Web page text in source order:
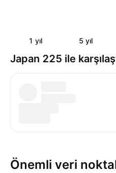
1 yıl 5 yıl
Japan 225 ile
Önemli veri